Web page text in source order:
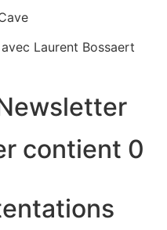
Laurent Bossaert
contient 0